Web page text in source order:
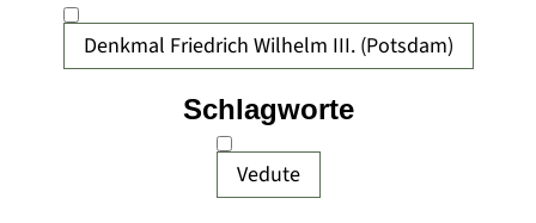
Denkmal Friedrich Wilhelm III. (Potsdam)
Vedute
Schlagworte